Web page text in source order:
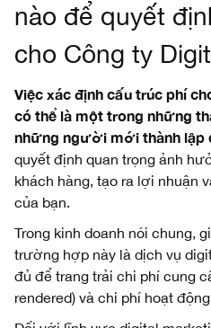
nào để quyết
cho Công ty
Việc xác định cấu trúc phí
có thể là một trong những
những người mới thành lập
quyết định quan trọng ảnh
khách hàng, tạo ra lợi nhuận
của bạn.
Trong kinh doanh nói chung,
trường hợp này là dịch vụ
đủ để trang trải chi phí cung
rendered) và chi phí hoạt